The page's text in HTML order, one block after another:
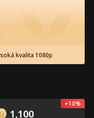
Sdílet
Otevřít
kvalita 1080p
1,100
+10%